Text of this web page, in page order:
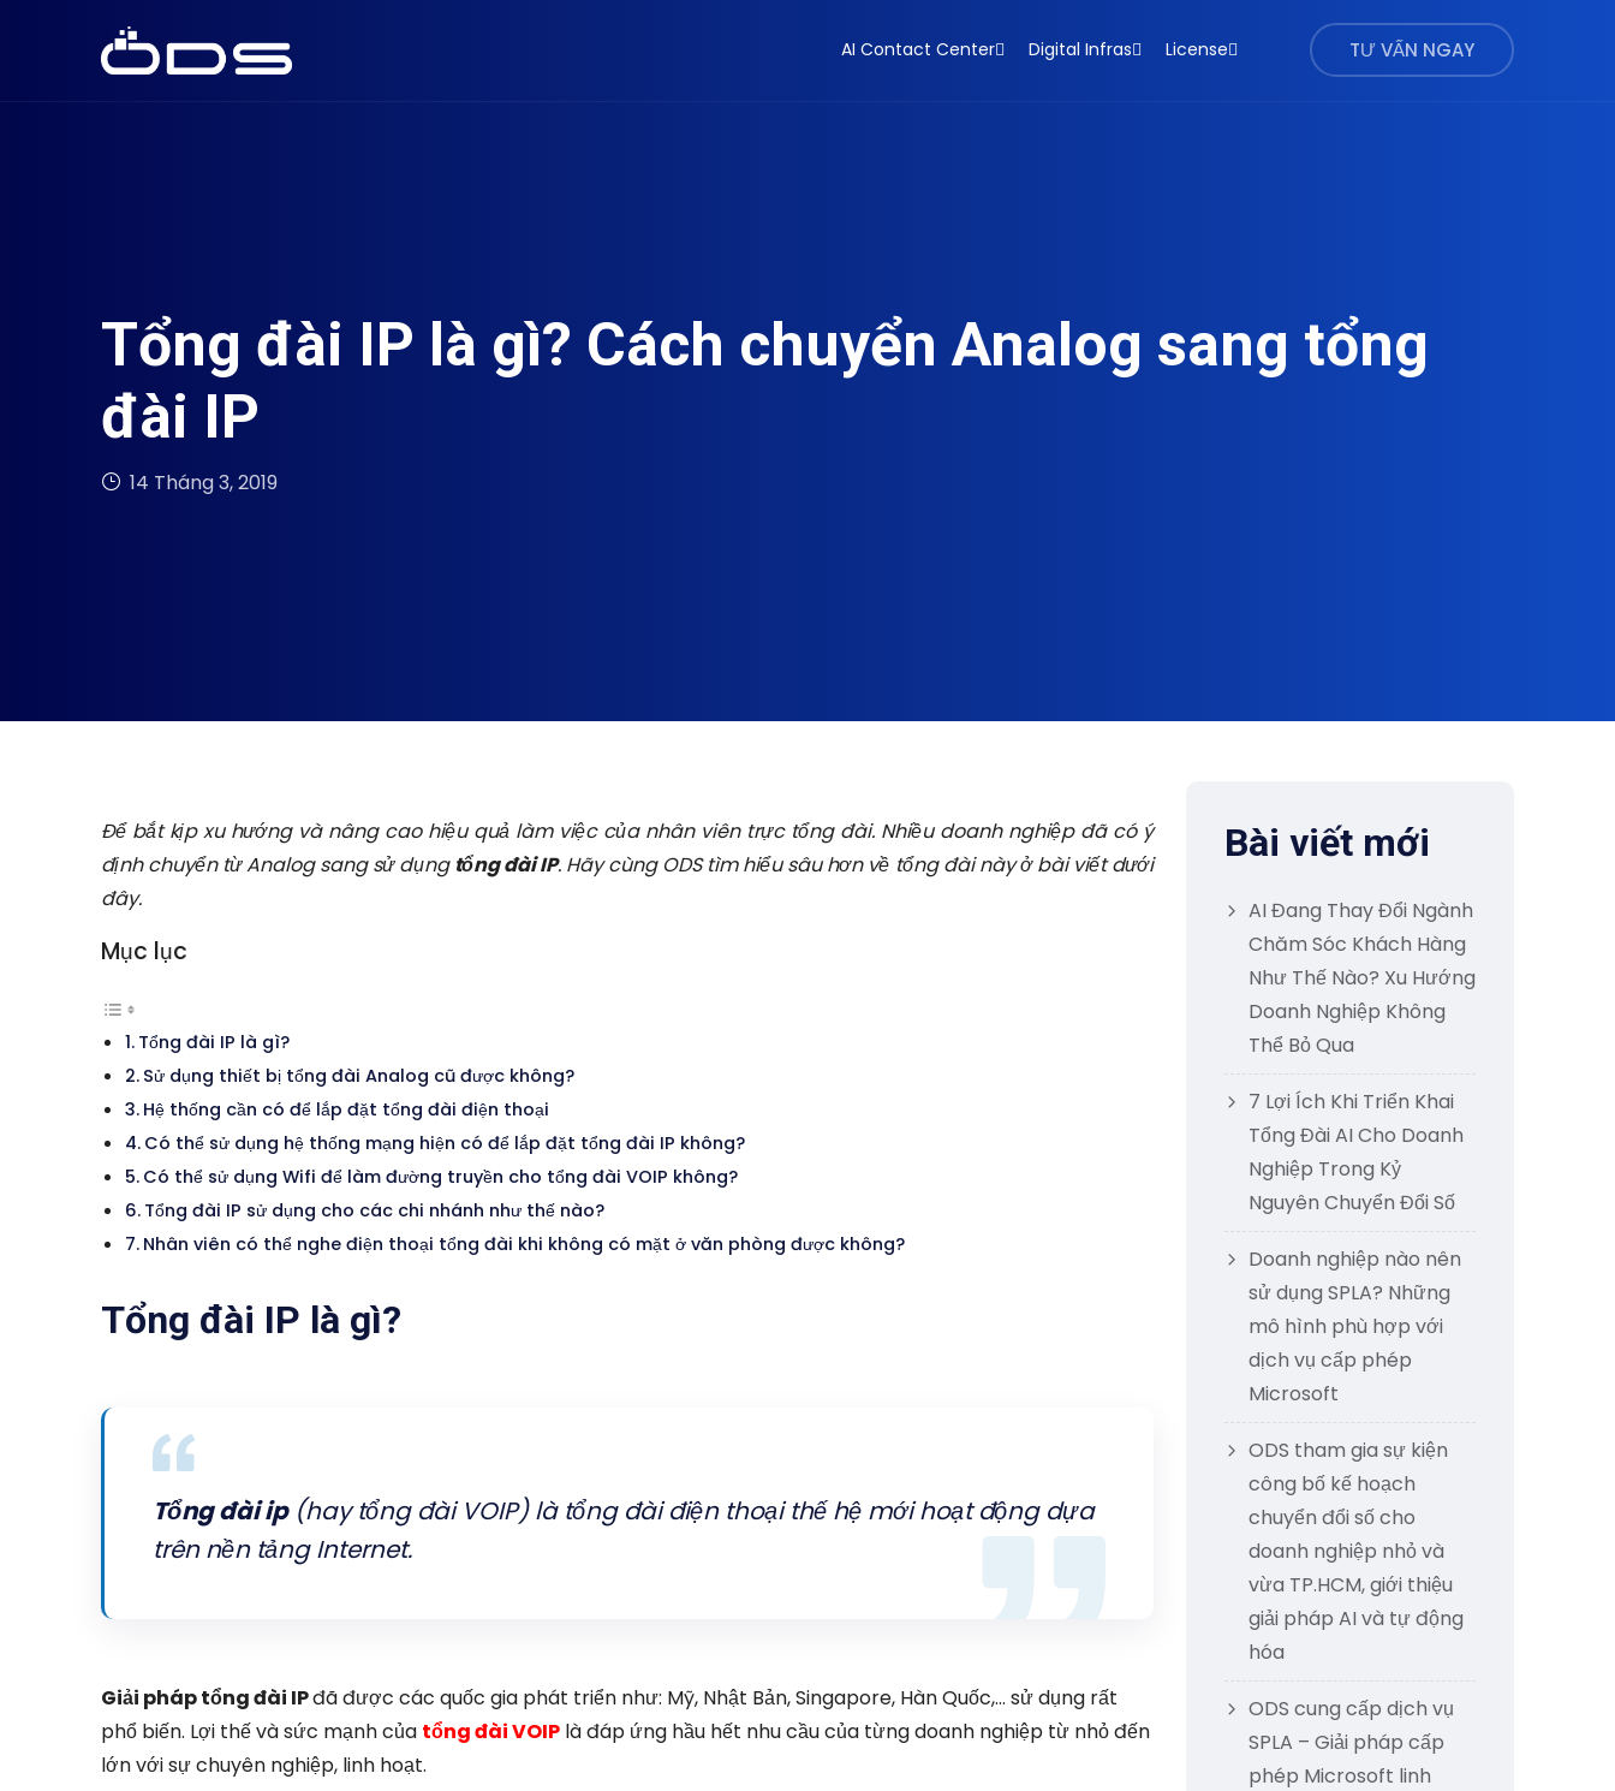
AI Contact Center Digital Infras License TƯ VẤN NGAY
Tổng đài IP là gì? Cách chuyển Analog sang tổng
đài IP
14 Tháng 3, 2019
Để bắt kịp xu hướng và nâng cao hiệu quả làm việc của nhân viên trực tổng đài. Nhiều doanh nghiệp đã có ý
định chuyển từ Analog sang sử dụng tổng đài IP. Hãy cùng ODS tìm hiểu sâu hơn về tổng đài này ở bài viết dưới
đây.
Mục lục
Tổng đài IP là gì?
Sử dụng thiết bị tổng đài Analog cũ được không?
Hệ thống cần có để lắp đặt tổng đài điện thoại
Có thể sử dụng hệ thống mạng hiện có để lắp đặt tổng đài IP không?
Có thể sử dụng Wifi để làm đường truyền cho tổng đài VOIP không?
Tổng đài IP sử dụng cho các chi nhánh như thế nào?
Nhân viên có thể nghe điện thoại tổng đài khi không có mặt ở văn phòng được không?
Tổng đài IP là gì?
Tổng đài ip(hay tổng đài VOIP) là tổng đài điện thoại thế hệ mới hoạt động dựa
trên nền tảng Internet.
Giải pháp tổng đài IPđã được các quốc gia phát triển như: Mỹ, Nhật Bản, Singapore, Hàn Quốc,… sử dụng rất
phổ biến. Lợi thế và sức mạnh của tổng đài VOIP là đáp ứng hầu hết nhu cầu của từng doanh nghiệp từ nhỏ đến
lớn với sự chuyên nghiệp, linh hoạt.
Bài viết mới
AI Đang Thay Đổi Ngành
Chăm Sóc Khách Hàng
Như Thế Nào? Xu Hướng
Doanh Nghiệp Không
Thể Bỏ Qua
7 Lợi Ích Khi Triển Khai
Tổng Đài AI Cho Doanh
Nghiệp Trong Kỷ
Nguyên Chuyển Đổi Số
Doanh nghiệp nào nên
sử dụng SPLA? Những
mô hình phù hợp với
dịch vụ cấp phép
Microsoft
ODS tham gia sự kiện
công bố kế hoạch
chuyển đổi số cho
doanh nghiệp nhỏ và
vừa TP.HCM, giới thiệu
giải pháp AI và tự động
hóa
ODS cung cấp dịch vụ
SPLA – Giải pháp cấp
phép Microsoft linh